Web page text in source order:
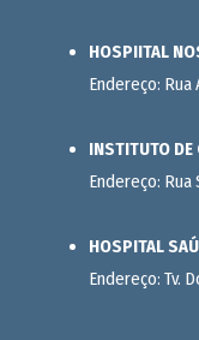
HOSPIITAL
Endereço:
INSTITUTO DE
Endereço:
HOSPITAL
Endereço: Tv.